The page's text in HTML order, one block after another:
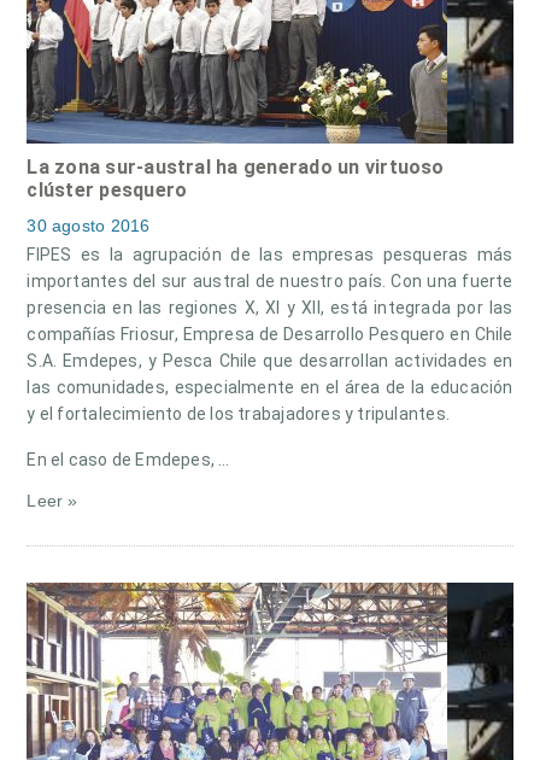
La zona sur-austral ha generado un virtuoso
clúster pesquero
30 agosto 2016
FIPES es la agrupación de las empresas pesqueras más
importantes del sur austral de nuestro país. Con una fuerte
presencia en las regiones X, XI y XII, está integrada por las
compañías Friosur, Empresa de Desarrollo Pesquero en Chile
S.A. Emdepes, y Pesca Chile que desarrollan actividades en
las comunidades, especialmente en el área de la educación
y el fortalecimiento de los trabajadores y tripulantes.
En el caso de Emdepes, …
Leer »